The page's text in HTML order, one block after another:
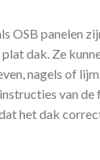
OSB panelen
plat dak. Ze
nagels of
van
het dak